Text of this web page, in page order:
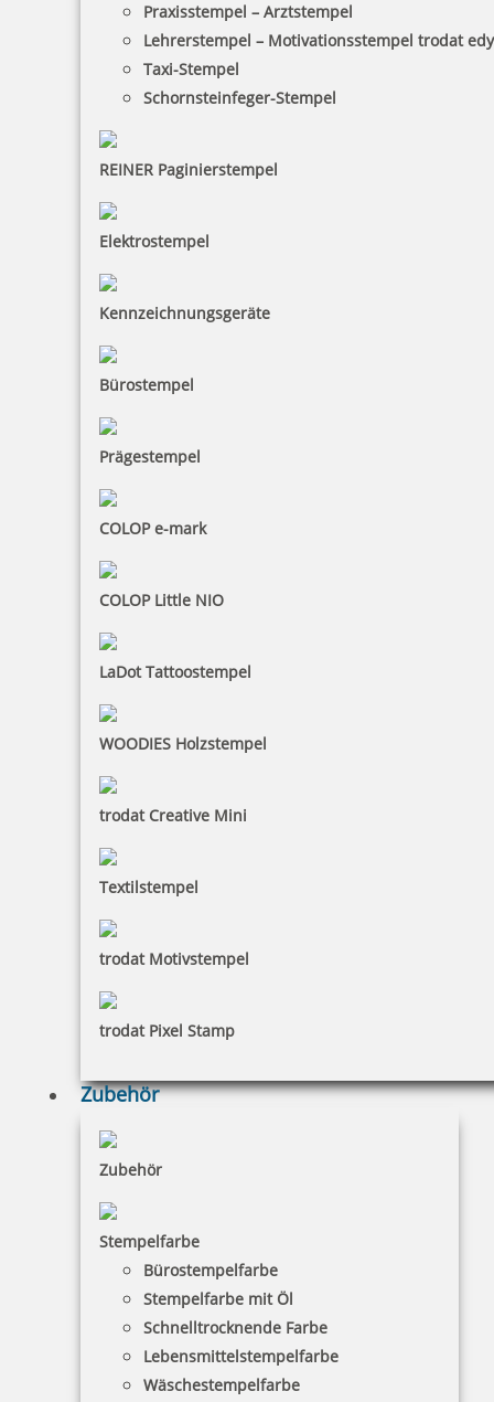
Praxisstempel – Arztstempel
Lehrerstempel – Motivationsstempel trodat
Taxi-Stempel
Schornsteinfeger-Stempel
REINER Paginierstempel
Elektrostempel
Kennzeichnungsgeräte
Bürostempel
Prägestempel
COLOP e-mark
COLOP Little NIO
LaDot Tattoostempel
WOODIES Holzstempel
trodat Creative Mini
Textilstempel
trodat Motivstempel
trodat Pixel Stamp
Zubehör
Zubehör
Stempelfarbe
Bürostempelfarbe
Stempelfarbe mit Öl
Schnelltrocknende Farbe
Lebensmittelstempelfarbe
Wäschestempelfarbe